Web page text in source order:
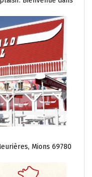
Mions 69780